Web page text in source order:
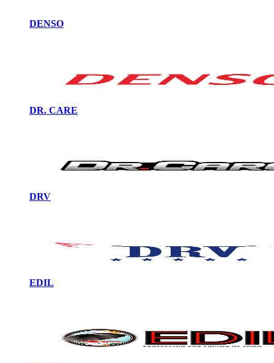
DENSO
DR. CARE
DRV
EDIL